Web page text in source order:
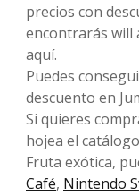
precios con
encontrarás will
aquí.
Puedes
descuento en
Si quieres
hojea el
Fruta exótica,
Café, Nintendo